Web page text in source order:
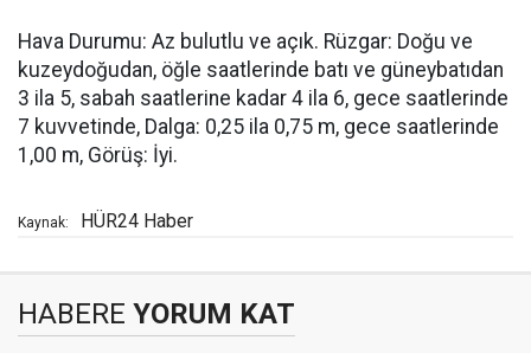
Hava Durumu: Az bulutlu ve açık. Rüzgar: Doğu ve
kuzeydoğudan, öğle saatlerinde batı ve güneybatıdan
3 ila 5, sabah saatlerine kadar 4 ila 6, gece saatlerinde
7 kuvvetinde, Dalga: 0,25 ila 0,75 m, gece saatlerinde
1,00 m, Görüş: İyi.
Kaynak: HÜR24 Haber
HABERE YORUM KAT